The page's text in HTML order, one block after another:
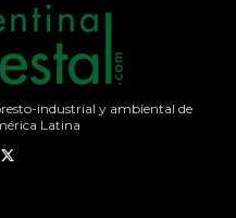
industrial y ambiental de
Latina